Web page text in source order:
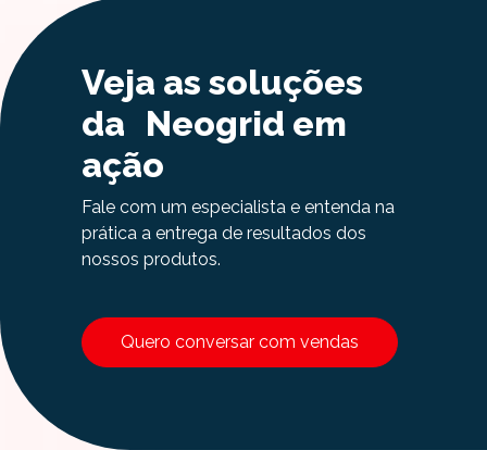
Veja as soluções
da Neogrid em
ação
Fale com um especialista e entenda na
prática a entrega de resultados dos
nossos produtos.
Quero conversar com vendas